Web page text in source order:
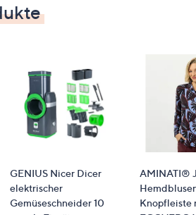
GENIUS Nicer Dicer
elektrischer
Gemüseschneider 10
AMINATI®
Knopfleiste